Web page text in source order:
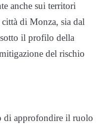
anche sui territori
di Monza, sia dal
il profilo della
del rischio
di approfondire il ruolo